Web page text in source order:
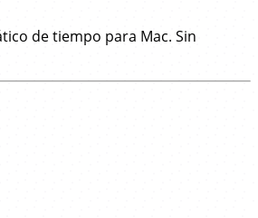
de tiempo para Mac. Sin